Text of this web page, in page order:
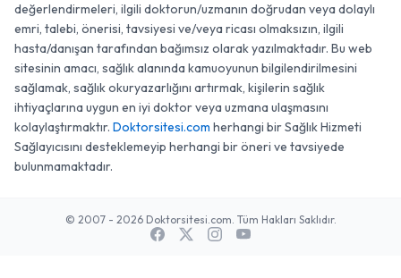
değerlendirmeleri, ilgili doktorun/uzmanın doğrudan veya dolaylı
emri, talebi, önerisi, tavsiyesi ve/veya ricası olmaksızın, ilgili
hasta/danışan tarafından bağımsız olarak yazılmaktadır. Bu web
sitesinin amacı, sağlık alanında kamuoyunun bilgilendirilmesini
sağlamak, sağlık okuryazarlığını artırmak, kişilerin sağlık
ihtiyaçlarına uygun en iyi doktor veya uzmana ulaşmasını
kolaylaştırmaktır. Doktorsitesi.com herhangi bir Sağlık Hizmeti
Sağlayıcısını desteklemeyip herhangi bir öneri ve tavsiyede
bulunmamaktadır.
© 2007 - 2026 Doktorsitesi.com. Tüm Hakları Saklıdır.